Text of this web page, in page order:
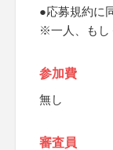
●応募規約に
※一人、もし
参加費
無し
審査員